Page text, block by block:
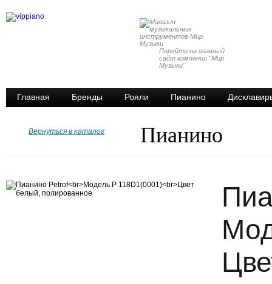
Перейти на главный
сайт компании "Мир
Музыки"
Главная Бренды Рояли Пианино
Вернуться в каталог Пианино